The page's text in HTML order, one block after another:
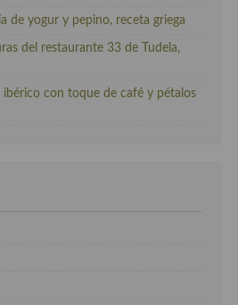
de yogur y pepino, receta griega
del restaurante 33 de Tudela,
con toque de café y pétalos